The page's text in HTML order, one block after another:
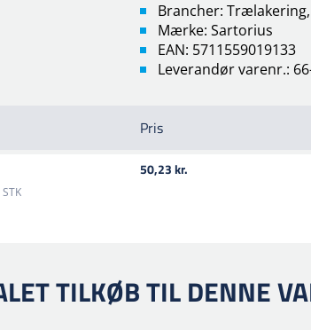
Brancher:
Mærke: Sartorius
EAN: 5711559019133
Leverandør varenr.:
Pris
STK
50,23 kr.
TILKØB TIL DENNE